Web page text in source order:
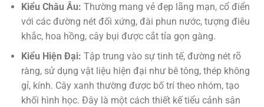
Kiểu Châu Âu: Thường mang vẻ đẹp lãng mạn, cổ điển
với các đường nét đối xứng, đài phun nước, tượng điêu
khắc, hoa hồng, cây bụi được cắt tỉa gọn gàng.
Kiểu Hiện Đại: Tập trung vào sự tinh tế, đường nét rõ
ràng, sử dụng vật liệu hiện đại như bê tông, thép không
gỉ, kính. Cây xanh thường được bố trí theo nhóm, tạo
khối hình học. Đây là một cách thiết kế tiểu cảnh sân